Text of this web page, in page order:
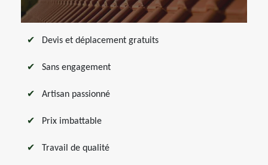
Devis et déplacement gratuits
Sans engagement
Artisan passionné
Prix imbattable
Travail de qualité